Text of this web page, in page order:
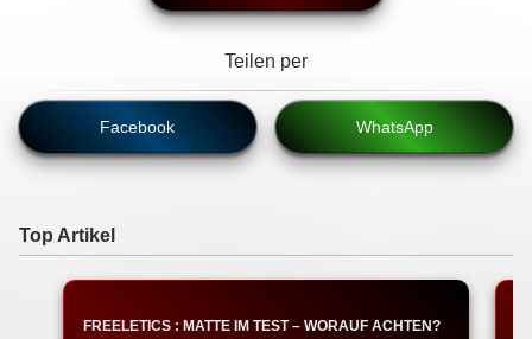
Teilen per
Facebook WhatsApp
Top Artikel
FREELETICS : MATTE IM TEST – WORAUF ACHTEN?